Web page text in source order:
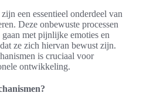
een essentieel onderdeel van
Deze onbewuste processen
met pijnlijke emoties en
ze zich hiervan bewust zijn.
is cruciaal voor
ontwikkeling.